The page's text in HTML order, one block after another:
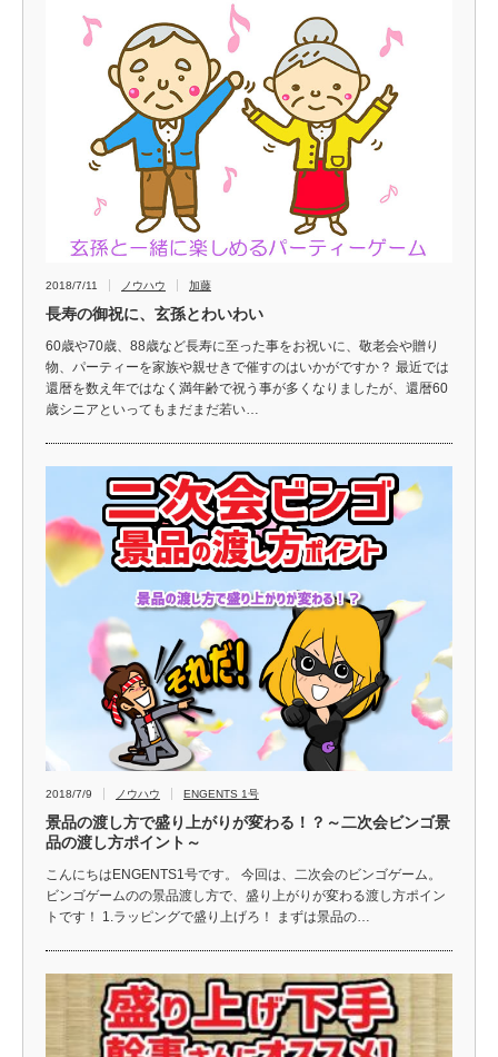
2018/7/11 ノウハウ 加藤
長寿の御祝に、玄孫とわいわい
60歳や70歳、88歳など長寿に至った事をお祝いに、敬老会や贈り
物、パーティーを家族や親せきで催すのはいかがですか？ 最近では
還暦を数え年ではなく満年齢で祝う事が多くなりましたが、還暦60
歳シニアといってもまだまだ若い…
2018/7/9 ノウハウ ENGENTS 1号
景品の渡し方で盛り上がりが変わる！？～二次会ビンゴ景
品の渡し方ポイント～
こんにちはENGENTS1号です。 今回は、二次会のビンゴゲーム。
ビンゴゲームのの景品渡し方で、盛り上がりが変わる渡し方ポイン
トです！ 1.ラッピングで盛り上げろ！ まずは景品の…